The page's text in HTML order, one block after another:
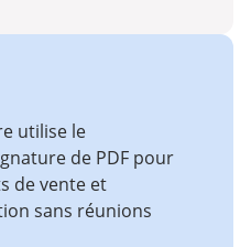
utilise le
de PDF pour
de vente et
sans réunions